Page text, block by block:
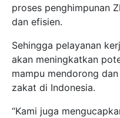
proses penghimpunan
dan efisien.
Sehingga pelayanan
akan meningkatkan
mampu mendorong
zakat di Indonesia.
“Kami juga